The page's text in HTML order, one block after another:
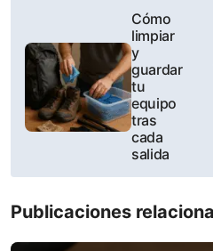
o
a
v
Cómo
limpiar
y
guardar
tu
equipo
tras
cada
salida
Publicaciones